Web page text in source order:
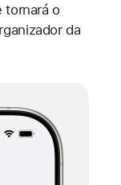
tornará o
da